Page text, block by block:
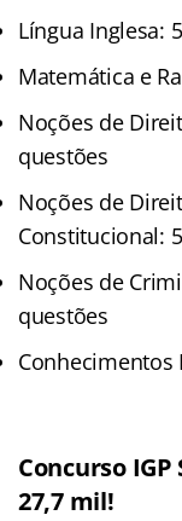
Língua Inglesa:
Matemática e
Noções de
questões
Noções de
Constitucional:
Noções de
questões
Conhecimentos
Concurso IGP
27,7 mil!